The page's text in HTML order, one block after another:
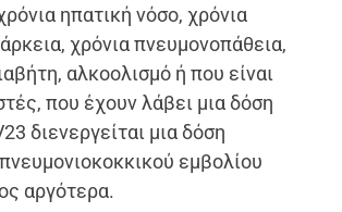
ηπατική νόσο, χρόνια
χρόνια πνευμονοπάθεια,
αλκοολισμό ή που είναι
που έχουν λάβει μια δόση
διενεργείται μια δόση
εμβολίου
αργότερα.